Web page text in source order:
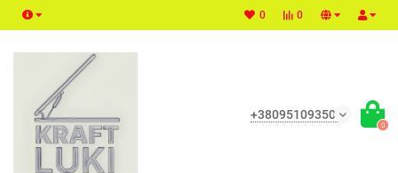
0
0
+380951093500
0